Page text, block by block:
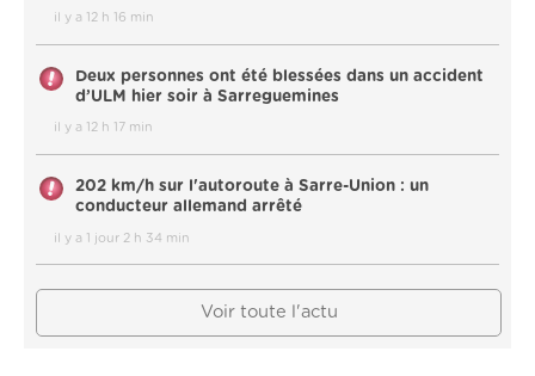
il y a 12 h 16 min
Deux personnes ont été blessées dans un accident
d’ULM hier soir à Sarreguemines
il y a 12 h 17 min
202 km/h sur l'autoroute à Sarre-Union : un
conducteur allemand arrêté
il y a 1 jour 2 h 34 min
Voir toute l'actu